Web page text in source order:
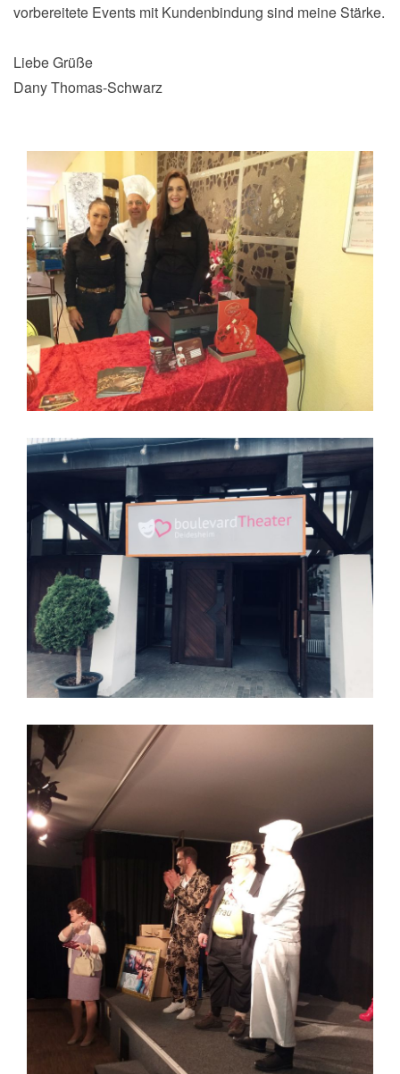
vorbereitete Events mit Kundenbindung sind meine Stärke.
Liebe Grüße
Dany Thomas-Schwarz
2 Kunden gleichzeitig - Lindt Sprüngli und
Boulevardtheater Deidesheim
2 Kunden gleichzeitig - Lindt Sprüngli und
Boulevardtheater Deidesheim